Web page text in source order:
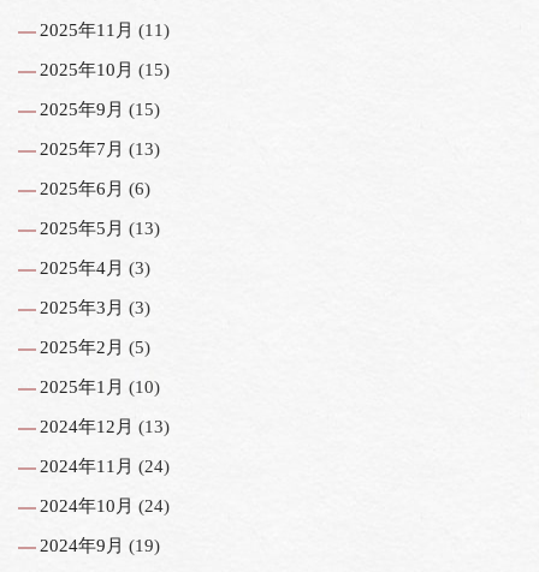
2025年11月 (11)
2025年10月 (15)
2025年9月 (15)
2025年7月 (13)
2025年6月 (6)
2025年5月 (13)
2025年4月 (3)
2025年3月 (3)
2025年2月 (5)
2025年1月 (10)
2024年12月 (13)
2024年11月 (24)
2024年10月 (24)
2024年9月 (19)